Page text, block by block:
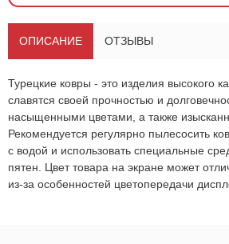
ОПИСАНИЕ ОТЗЫВЫ
Турецкие ковры - это изделия высокого
славятся своей прочностью и
насыщенными цветами, а также
Рекомендуется регулярно пылесосить
с водой и использовать специальные
пятен. Цвет товара на экране может
из-за особенностей цветопередачи
-